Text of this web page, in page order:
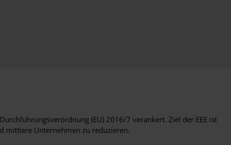
(EU) 2016/7 verankert. Ziel der EEE ist
mittlere Unternehmen zu reduzieren.